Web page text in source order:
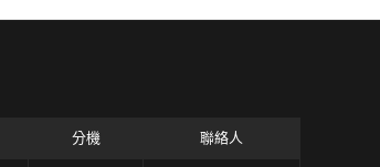
分機 聯絡人